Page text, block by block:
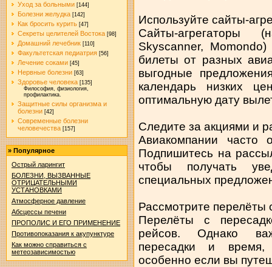
Уход за больными [144]
Болезни желудка [142]
Как бросить курить [47]
Секреты целителей Востока [98]
Домашний лечебник [110]
Факультетская педиатрия [56]
Лечение соками [45]
Нервные болезни [63]
Здоровье человека [135]
Философия, физиология,
профилактика.
Защитные силы организма и
болезни [42]
Современные болезни
человечества [157]
» Популярное
Острый ларингит
БОЛЕЗНИ, ВЫЗВАННЫЕ
ОТРИЦАТЕЛЬНЫМИ
УСТАНОВКАМИ
Атмосферное давление
Абсцессы печени
ПРОПОЛИС И ЕГО ПРИМЕНЕНИЕ
Противопоказания к акупунктуре
Как можно справиться с
метеозависимостью
Используйте сайты-
Сайты-агрегаторы
Skyscanner,
билеты от разных
выгодные
календарь низких
оптимальную дату
Следите за акциями и
Авиакомпании часто
Подпишитесь на
чтобы получать
специальных
Рассмотрите перелёты
Перелёты с
рейсов. Однако
пересадки и время,
особенно если вы